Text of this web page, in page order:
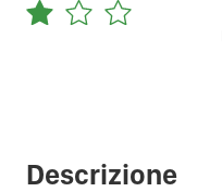
Descrizione